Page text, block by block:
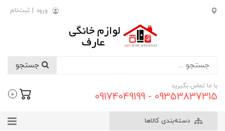
ورود | ثبت‌نام
با ما تماس بگیرید
09353837315 - 09174049199
0
دسته‌بندی کالاها